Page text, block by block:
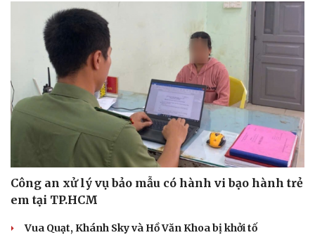
Công an xử lý vụ bảo mẫu có hành vi bạo hành trẻ
em tại TP.HCM
Vua Quạt, Khánh Sky và Hồ Văn Khoa bị khởi tố